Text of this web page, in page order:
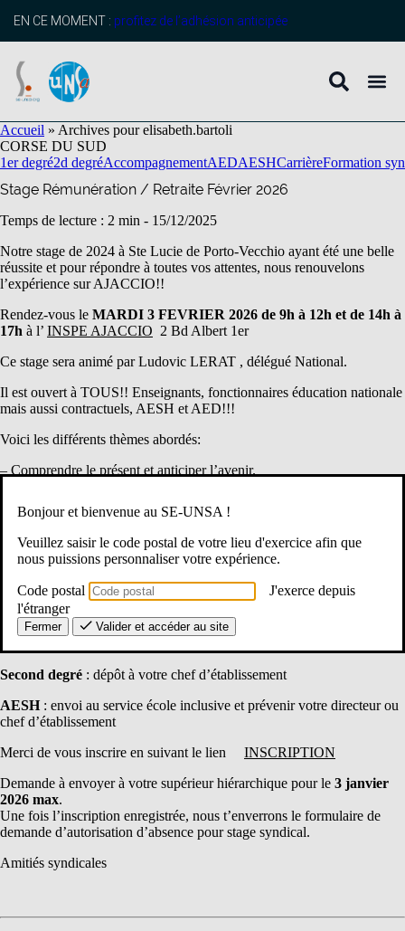
principal
EN CE MOMENT : profitez de l’adhésion anticipée
Accueil » Archives pour elisabeth.bartoli
CORSE DU SUD
1er degré2d degréAccompagnementAEDAESHCarrièreFormation
Stage Rémunération / Retraite Février 2026
Temps de lecture : 2 min - 15/12/2025
Notre stage de 2024 à Ste Lucie de Porto-Vecchio ayant été une belle
réussite et pour répondre à toutes vos attentes, nous renouvelons
l’expérience sur AJACCIO!!
Rendez-vous le MARDI 3 FEVRIER 2026 de 9h à 12h et de 14h à
17h à l’ INSPE AJACCIO 2 Bd Albert 1er
Ce stage sera animé par Ludovic LERAT , délégué National.
Il est ouvert à TOUS!! Enseignants, fonctionnaires éducation nationale
mais aussi contractuels, AESH et AED!!!
Voici les différents thèmes abordés:
– Comprendre le présent et anticiper l’avenir.
– Entamer ses démarches, vérifier son dossier.
Vous avez droit à 12 journées de congé de formation syndicale (stage)
ATTENTION: faire la demande de participation à votre hiérarchie
moins un mois à l’avance.
Premier degré: Demande d’autorisation d’absence sur
Second degré : dépôt à votre chef d’établissement
AESH : envoi au service école inclusive et prévenir votre directeur ou
chef d’établissement
Merci de vous inscrire en suivant le lien INSCRIPTION
Demande à envoyer à votre supérieur hiérarchique pour le 3 janvier
2026 max.
Une fois l’inscription enregistrée, nous t’enverrons le formulaire de
demande d’autorisation d’absence pour stage syndical.
Amitiés syndicales
Bonjour et bienvenue au SE-UNSA !
Veuillez saisir le code postal de votre lieu d'exercice afin que
nous puissions personnaliser votre expérience.
Code postal
J'exerce depuis
l'étranger
Fermer Valider et accéder au site